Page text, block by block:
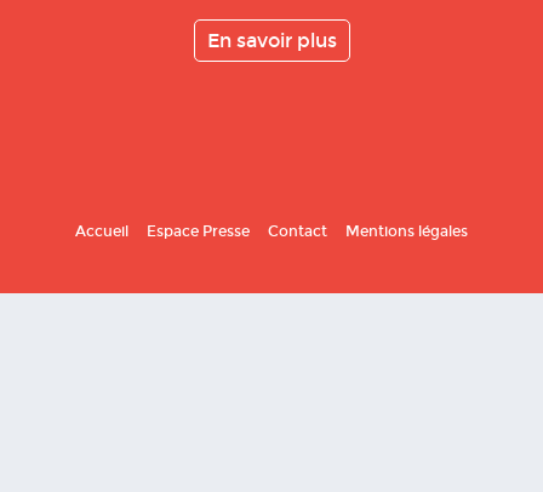
En savoir plus
Accueil Espace Presse Contact Mentions légales